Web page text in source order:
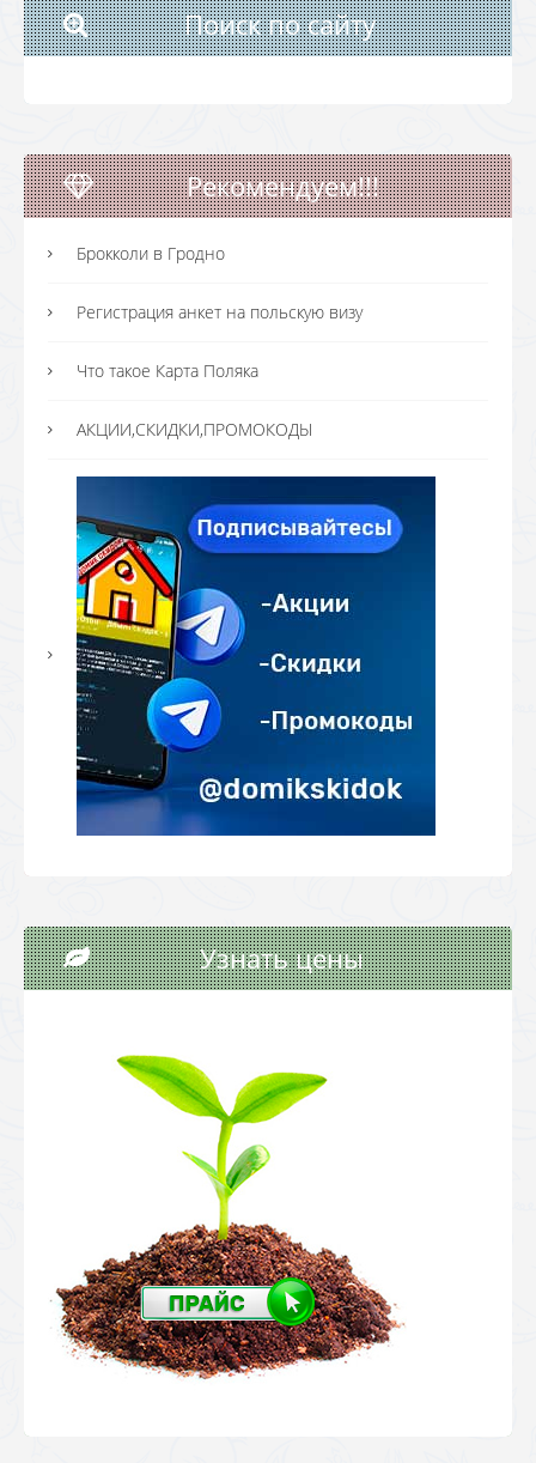
Поиск по сайту
Рекомендуем!!!
Брокколи в Гродно
Регистрация анкет на польскую визу
Что такое Карта Поляка
АКЦИИ,СКИДКИ,ПРОМОКОДЫ
Узнать цены